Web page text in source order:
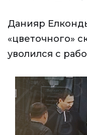
Данияр
«цветочного»
уволился с